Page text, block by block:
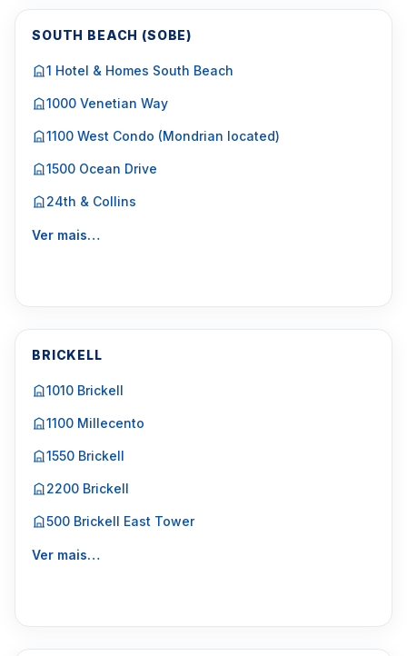
SOUTH BEACH (SOBE)
1 Hotel & Homes South Beach
1000 Venetian Way
1100 West Condo (Mondrian located)
1500 Ocean Drive
24th & Collins
Ver mais…
BRICKELL
1010 Brickell
1100 Millecento
1550 Brickell
2200 Brickell
500 Brickell East Tower
Ver mais…